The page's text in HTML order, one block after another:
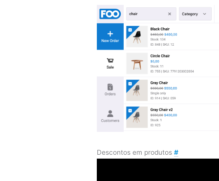
Descontos em produtos #